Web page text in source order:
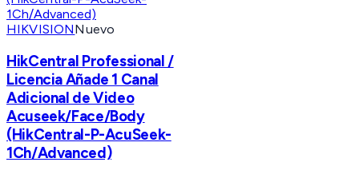
HIKVISIONNuevo
HikCentral Professional /
Licencia Añade 1 Canal
Adicional de Video
Acuseek/Face/Body
(HikCentral-P-AcuSeek-
1Ch/Advanced)